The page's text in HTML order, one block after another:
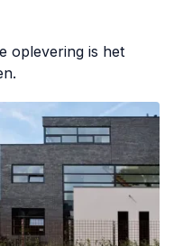
oplevering is het